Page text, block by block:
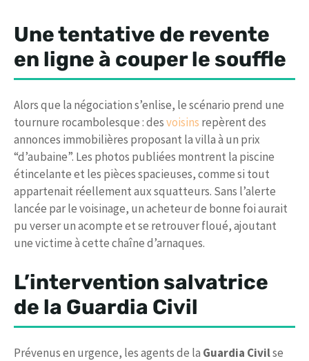
Une tentative de revente
en ligne à couper le souffle
Alors que la négociation s’enlise, le scénario prend une
tournure rocambolesque : desvoisins repèrent des
annonces immobilières proposant la villa à un prix
“d’aubaine”. Les photos publiées montrent la piscine
étincelante et les pièces spacieuses, comme si tout
appartenait réellement aux squatteurs. Sans l’alerte
lancée par le voisinage, un acheteur de bonne foi aurait
pu verser un acompte et se retrouver floué, ajoutant
une victime à cette chaîne d’arnaques.
L’intervention salvatrice
de la Guardia Civil
Prévenus en urgence, les agents de la Guardia Civilse